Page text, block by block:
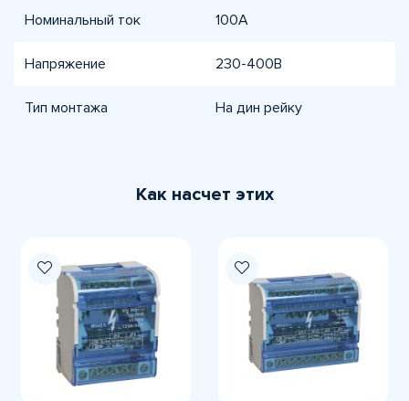
Номинальный ток 100А
Напряжение 230-400В
Тип монтажа На дин рейку
Как насчет этих